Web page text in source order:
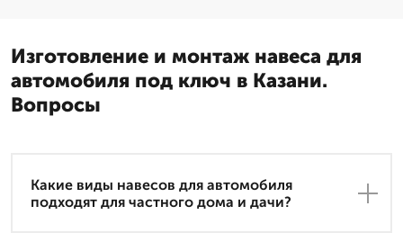
Изготовление и монтаж навеса для
автомобиля под ключ в Казани.
Вопросы
Какие виды навесов для автомобиля
подходят для частного дома и дачи?